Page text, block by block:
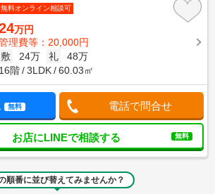
無料オンライン相談可
万円
理費等：20,000円
敷
24万 礼
48万
16階
3LDK 60.03㎡
無料 電話で問合せ
お店にLINEで相談する 無料
順番に並び替えてみませんか？